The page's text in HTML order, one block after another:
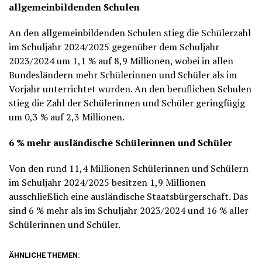
allgemeinbildenden Schulen
An den allgemeinbildenden Schulen stieg die Schülerzahl
im Schuljahr 2024/2025 gegenüber dem Schuljahr
2023/2024 um 1,1 % auf 8,9 Millionen, wobei in allen
Bundesländern mehr Schülerinnen und Schüler als im
Vorjahr unterrichtet wurden. An den beruflichen Schulen
stieg die Zahl der Schülerinnen und Schüler geringfügig
um 0,3 % auf 2,3 Millionen.
6 % mehr ausländische Schülerinnen und Schüler
Von den rund 11,4 Millionen Schülerinnen und Schülern
im Schuljahr 2024/2025 besitzen 1,9 Millionen
ausschließlich eine ausländische Staatsbürgerschaft. Das
sind 6 % mehr als im Schuljahr 2023/2024 und 16 % aller
Schülerinnen und Schüler.
ÄHNLICHE THEMEN: